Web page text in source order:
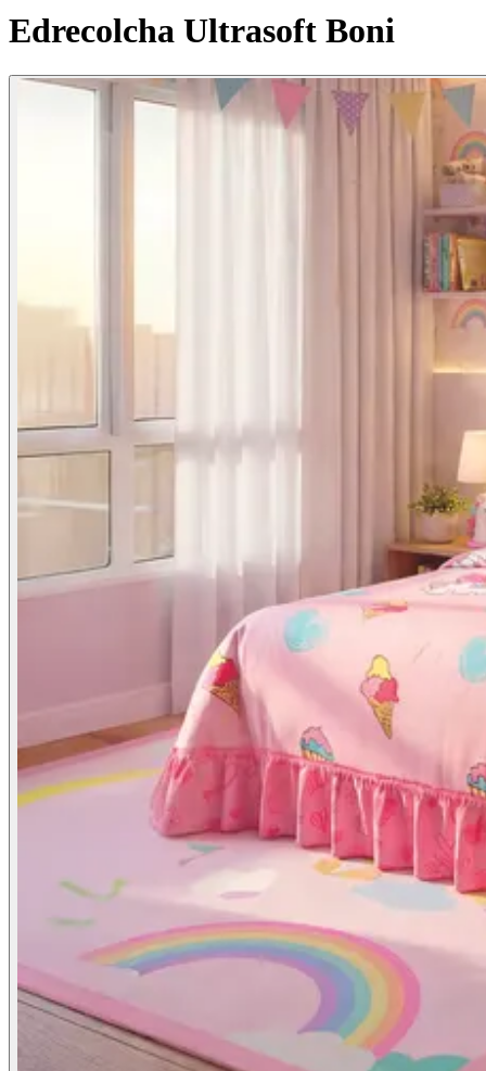
Edrecolcha Ultrasoft Boni